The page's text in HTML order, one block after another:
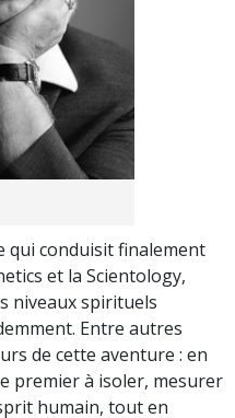
qui conduisit finalement
et la Scientology,
niveaux spirituels
Entre autres
de cette aventure : en
premier à isoler, mesurer
humain, tout en